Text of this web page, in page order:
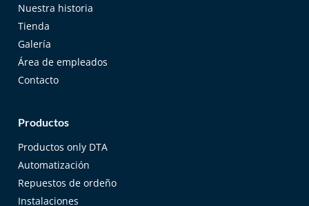
Nuestra historia
Tienda
Galería
Área de empleados
Contacto
Productos
Productos only DTA
Automatización
Repuestos de ordeño
Instalaciones